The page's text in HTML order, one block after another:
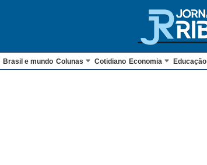
Brasil e mundo Colunas Cotidiano Economia Educação